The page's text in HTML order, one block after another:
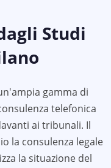
Studi
gamma di
telefonica
ai tribunali. Il
la consulenza legale
la situazione del